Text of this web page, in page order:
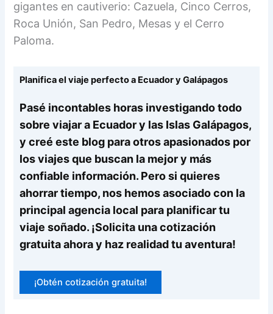
gigantes en cautiverio: Cazuela, Cinco Cerros,
Roca Unión, San Pedro, Mesas y el Cerro
Paloma.
Planifica el viaje perfecto a Ecuador y Galápagos
Pasé incontables horas investigando todo
sobre viajar a Ecuador y las Islas Galápagos,
y creé este blog para otros apasionados por
los viajes que buscan la mejor y más
confiable información. Pero si quieres
ahorrar tiempo, nos hemos asociado con la
principal agencia local para planificar tu
viaje soñado. ¡Solicita una cotización
gratuita ahora y haz realidad tu aventura!
¡Obtén cotización gratuita!